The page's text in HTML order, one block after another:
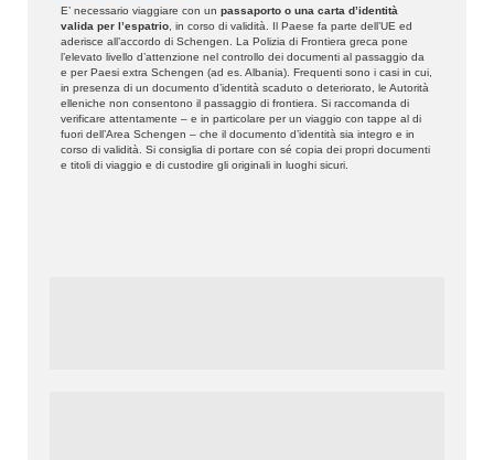
E’ necessario viaggiare con un passaporto o una carta d’identità
valida per l’espatrio, in corso di validità. Il Paese fa parte dell’UE ed
aderisce all’accordo di Schengen. La Polizia di Frontiera greca pone
l’elevato livello d’attenzione nel controllo dei documenti al passaggio da
e per Paesi extra Schengen (ad es. Albania). Frequenti sono i casi in cui,
in presenza di un documento d’identità scaduto o deteriorato, le Autorità
elleniche non consentono il passaggio di frontiera. Si raccomanda di
verificare attentamente – e in particolare per un viaggio con tappe al di
fuori dell’Area Schengen – che il documento d’identità sia integro e in
corso di validità. Si consiglia di portare con sé copia dei propri documenti
e titoli di viaggio e di custodire gli originali in luoghi sicuri.